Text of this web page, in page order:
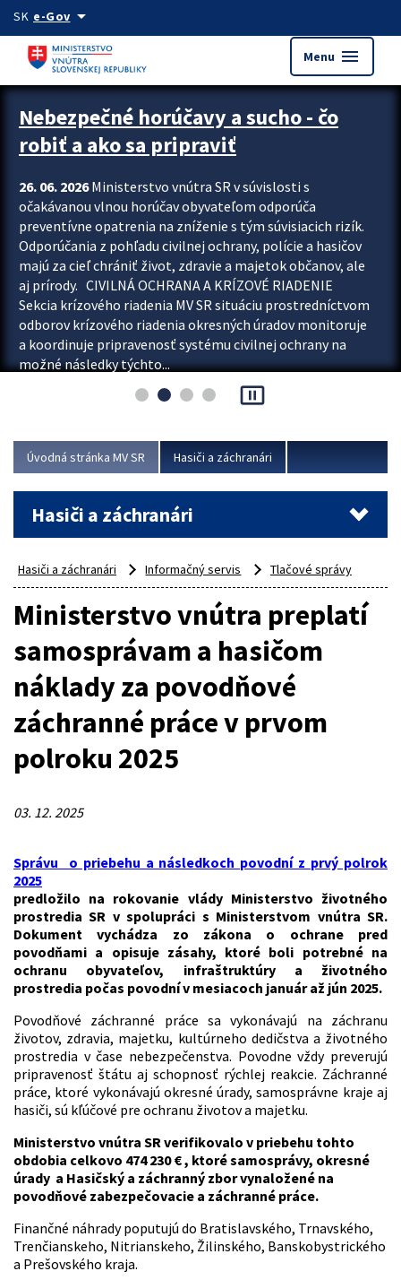
Preskocit na hlavný obsah
SK e-Govarrow_drop_down
Menu menu
Zastavit automatický posun upútavok
Nebezpečné horúčavy a sucho - čo
robiť a ako sa pripraviť
26. 06. 2026Ministerstvo vnútra SR v súvislosti s
očakávanou vlnou horúčav obyvateľom odporúča
preventívne opatrenia na zníženie s tým súvisiacich rizík.
Odporúčania z pohľadu civilnej ochrany, polície a hasičov
majú za cieľ chrániť život, zdravie a majetok občanov, ale
aj prírody. CIVILNÁ OCHRANA A KRÍZOVÉ RIADENIE
Sekcia krízového riadenia MV SR situáciu prostredníctvom
odborov krízového riadenia okresných úradov monitoruje
a koordinuje pripravenosť systému civilnej ochrany na
možné následky týchto...
pause_presentation
Úvodná stránka MV SR Hasiči a záchranári
Hasiči a záchranári
Hasiči a záchranári Informačný servis Tlačové správy
Ministerstvo vnútra preplatí
samosprávam a hasičom
náklady za povodňové
záchranné práce v prvom
polroku 2025
03. 12. 2025
Správu o priebehu a následkoch povodní z prvý polrok
2025
predložilo na rokovanie vlády Ministerstvo životného
prostredia SR v spolupráci s Ministerstvom vnútra SR.
Dokument vychádza zo zákona o ochrane pred
povodňami a opisuje zásahy, ktoré boli potrebné na
ochranu obyvateľov, infraštruktúry a životného
prostredia počas povodní v mesiacoch január až jún 2025.
Povodňové záchranné práce sa vykonávajú na záchranu
životov, zdravia, majetku, kultúrneho dedičstva a životného
prostredia v čase nebezpečenstva. Povodne vždy preverujú
pripravenosť štátu aj schopnosť rýchlej reakcie. Záchranné
práce, ktoré vykonávajú okresné úrady, samosprávne kraje aj
hasiči, sú kľúčové pre ochranu životov a majetku.
Ministerstvo vnútra SR verifikovalo v priebehu tohto
obdobia celkovo 474 230 € , ktoré samosprávy, okresné
úrady a Hasičský a záchranný zbor vynaložené na
povodňové zabezpečovacie a záchranné práce.
Finančné náhrady poputujú do Bratislavského, Trnavského,
Trenčianskeho, Nitrianskeho, Žilinského, Banskobystrického
a Prešovského kraja.